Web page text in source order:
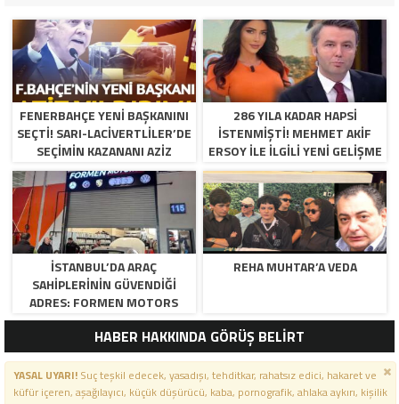
FENERBAHÇE YENI BAŞKANINI
SEÇTI! SARI-LACIVERTLILER’DE
SEÇIMIN KAZANANI AZIZ
YILDIRIM OLDU
286 YILA KADAR HAPSI
ISTENMIŞTI! MEHMET AKIF
ERSOY ILE ILGILI YENI GELIŞME
İSTANBUL’DA ARAÇ
SAHIPLERININ GÜVENDIĞI
ADRES: FORMEN MOTORS
REHA MUHTAR’A VEDA
HABER HAKKINDA GÖRÜŞ BELİRT
YASAL UYARI!Suç teşkil edecek, yasadışı, tehditkar, rahatsız edici, hakaret ve
küfür içeren, aşağılayıcı, küçük düşürücü, kaba, pornografik, ahlaka aykırı, kişilik